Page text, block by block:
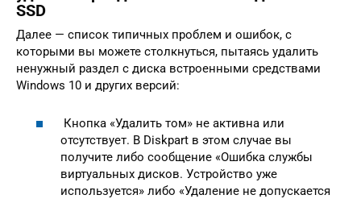
SSD
Далее — список типичных проблем и ошибок, с
которыми вы можете столкнуться, пытаясь удалить
ненужный раздел с диска встроенными средствами
Windows 10 и других версий:
Кнопка «Удалить том» не активна или
отсутствует. В Diskpart в этом случае вы
получите либо сообщение «Ошибка службы
виртуальных дисков. Устройство уже
используется» либо «Удаление не допускается